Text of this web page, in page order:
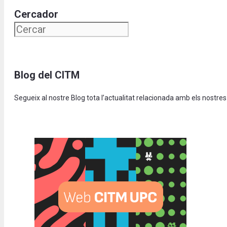
Cercador
Blog del CITM
Segueix al nostre Blog tota l’actualitat relacionada amb els